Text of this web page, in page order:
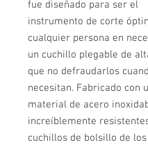
fue diseñado para ser el
instrumento de corte
cualquier persona en
un cuchillo plegable de
que no defraudarlos
necesitan. Fabricado con
material de acero
increíblemente
cuchillos de bolsillo de